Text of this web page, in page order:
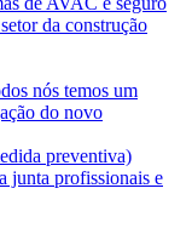
da construção
nós temos um
do novo
preventiva)
junta profissionais e